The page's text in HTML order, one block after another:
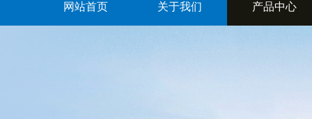
网站首页 关于我们 产品中心